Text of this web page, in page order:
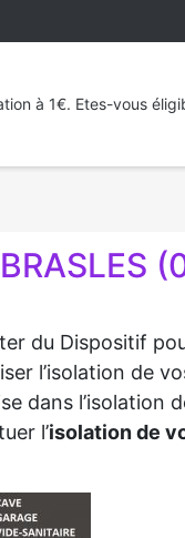
à 1€. Etes-vous
du Dispositif
l’isolation de
dans l’isolation
l’isolation de